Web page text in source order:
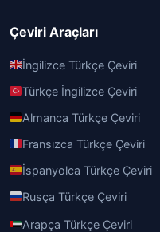
Çeviri Araçları
İngilizce Türkçe Çeviri
Türkçe İngilizce Çeviri
Almanca Türkçe Çeviri
Fransızca Türkçe Çeviri
İspanyolca Türkçe Çeviri
Rusça Türkçe Çeviri
Arapça Türkçe Çeviri